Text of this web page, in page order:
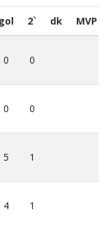
gol 2` dk MVP
0 0
0 0
5 1
4 1